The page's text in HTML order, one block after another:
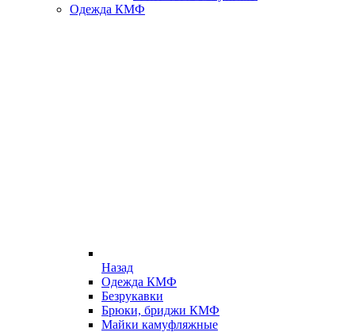
Одежда КМФ
Назад
Одежда КМФ
Безрукавки
Брюки, бриджи КМФ
Майки камуфляжные